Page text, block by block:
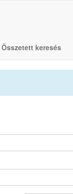
Összetett keresés